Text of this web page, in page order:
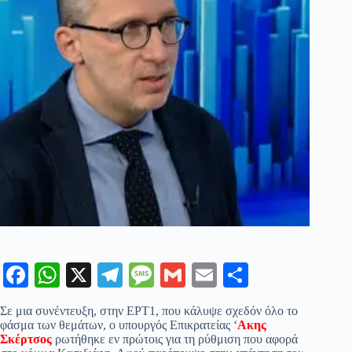
Fa
ce
bo
W
ha
ts
X
Te
le
gr
M
sa
G
m
ail
E
m
ail
οι
ρ
Σε μια συνέντευξη, στην ΕΡΤ1, που κάλυψε σχεδόν όλο το
φάσμα των θεμάτων, ο υπουργός Επικρατείας ‘Ακης
Σκέρτσος ρωτήθηκε εν πρώτοις για τη ρύθμιση που αφορά